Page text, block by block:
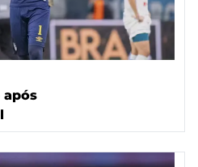
após